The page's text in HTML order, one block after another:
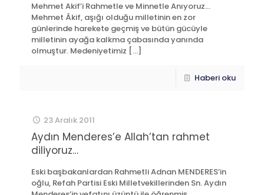
Mehmet Akif’i Rahmetle ve Minnetle Anıyoruz…
Mehmet Âkif, aşığı olduğu milletinin en zor
günlerinde harekete geçmiş ve bütün gücüyle
milletinin ayağa kalkma çabasında yanında
olmuştur. Medeniyetimiz […]
Haberi oku
23 Aralık 2011
Aydın Menderes’e Allah’tan rahmet
diliyoruz…
Eski başbakanlardan Rahmetli Adnan MENDERES’in
oğlu, Refah Partisi Eski Milletvekillerinden Sn. Aydın